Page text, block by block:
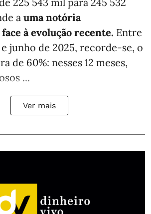
a uma notória
à evolução recente. Entre
junho de 2025, recorde-se, o
de 60%: nesses 12 meses,
...
Ver mais